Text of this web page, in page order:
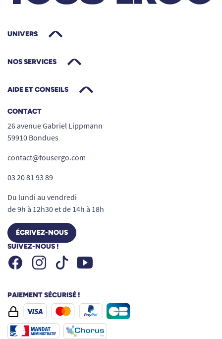
UNIVERS
NOS SERVICES
AIDE ET CONSEILS
CONTACT
26 avenue Gabriel Lippmann
59910 Bondues
contact@tousergo.com
03 20 81 93 89
Du lundi au vendredi
de 9h à 12h30 et de 14h à 18h
ÉCRIVEZ-NOUS
SUIVEZ-NOUS !
FacebookInstagramTiktok Youtube
PAIEMENT SÉCURISÉ !